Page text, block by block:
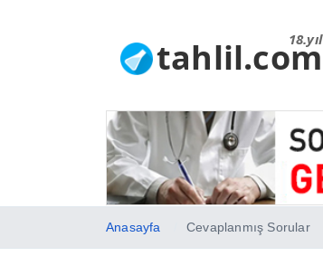
18.yıl
tahlil.com
Anasayfa Cevaplanmış Sorular